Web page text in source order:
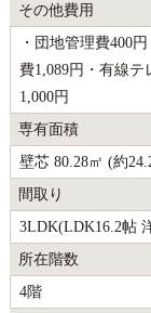
その他費用
・団地管理費400
費1,089円・有線
1,000円
専有面積
壁芯 80.28㎡ (約
間取り
3LDK(LDK16.2帖
所在階数
4階